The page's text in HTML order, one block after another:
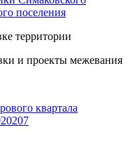
поселения
территории
и проекты межевания
квартала